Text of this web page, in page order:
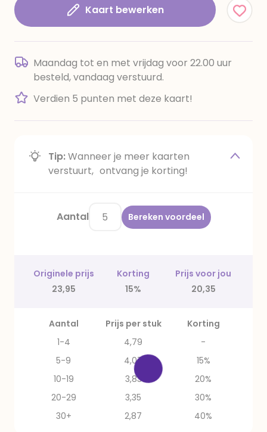
Kaart bewerken
Maandag tot en met vrijdag voor 22.00 uur
besteld, vandaag verstuurd.
Verdien 5 punten met deze kaart!
Tip:Wanneer je meer kaarten
verstuurt, ontvang je korting!
Aantal Bereken voordeel
Originele prijs Korting
Prijs voor jou
23,95
15% 20,35
Aantal Prijs per stuk
Korting
1-4
4,79
-
5-9
4,07
15%
10-19
3,83
20%
20-29
3,35
30%
30+
2,87 40%